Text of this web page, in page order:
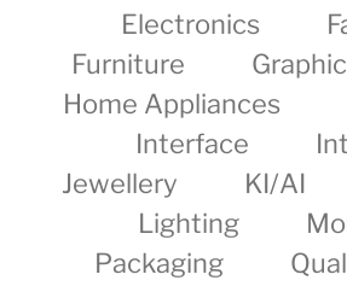
Electronics
Furniture
Graphic
Home Appliances
Interface
Jewellery
KI/AI
Lighting
Packaging